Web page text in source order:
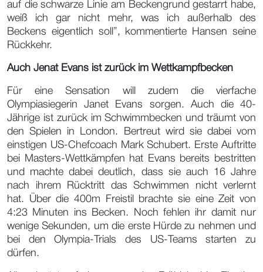
auf die schwarze Linie am Beckengrund gestarrt habe,
weiß ich gar nicht mehr, was ich außerhalb des
Beckens eigentlich soll”, kommentierte Hansen seine
Rückkehr.
Auch Jenat Evans ist zurück im Wettkampfbecken
Für eine Sensation will zudem die vierfache
Olympiasiegerin Janet Evans sorgen. Auch die 40-
Jährige ist zurück im Schwimmbecken und träumt von
den Spielen in London. Bertreut wird sie dabei vom
einstigen US-Chefcoach Mark Schubert. Erste Auftritte
bei Masters-Wettkämpfen hat Evans bereits bestritten
und machte dabei deutlich, dass sie auch 16 Jahre
nach ihrem Rücktritt das Schwimmen nicht verlernt
hat. Über die 400m Freistil brachte sie eine Zeit von
4:23 Minuten ins Becken. Noch fehlen ihr damit nur
wenige Sekunden, um die erste Hürde zu nehmen und
bei den Olympia-Trials des US-Teams starten zu
dürfen.